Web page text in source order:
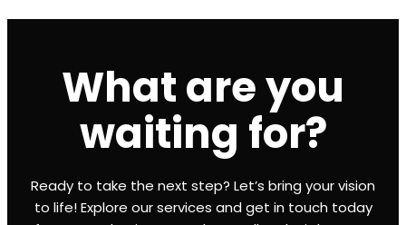
What are you
waiting for?
Ready to take the next step? Let’s bring your vision
to life! Explore our services and get in touch today